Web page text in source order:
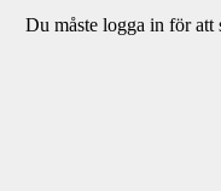
Du måste logga in för